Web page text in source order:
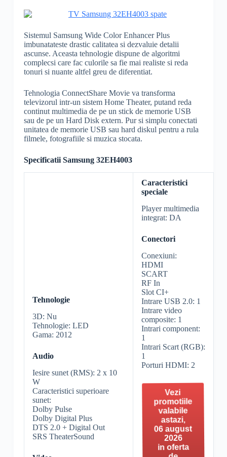
Sistemul Samsung Wide Color Enhancer Plus
imbunatateste drastic calitatea si dezvaluie detalii
ascunse. Aceasta tehnologie dispune de algoritmi
complecsi care fac culorile sa fie mai realiste si reda
tonuri si nuante altfel greu de diferentiat.
Tehnologia ConnectShare Movie va transforma
televizorul intr-un sistem Home Theater, putand reda
continut multimedia de pe un stick de memorie USB
sau de pe un Hard Disk extern. Pur si simplu conectati
unitatea de memorie USB sau hard diskul pentru a rula
filmele, fotografiile si muzica stocata.
Specificatii Samsung 32EH4003
Tehnologie
3D: Nu
Tehnologie: LED
Gama: 2012
Audio
Iesire sunet (RMS): 2 x 10
W
Caracteristici superioare
sunet:
Dolby Pulse
Dolby Digital Plus
DTS 2.0 + Digital Out
SRS TheaterSound
Caracteristici
speciale
Player multimedia
integrat: DA
Conectori
Conexiuni:
HDMI
SCART
RF In
Slot CI+
Intrare USB 2.0: 1
Intrare video
composite: 1
Intrari component:
1
Intrari Scart (RGB):
1
Porturi HDMI: 2
Vezi
promotiile
valabile
astazi,
06 august
2026
in oferta